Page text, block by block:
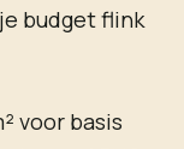
budget flink
voor basis